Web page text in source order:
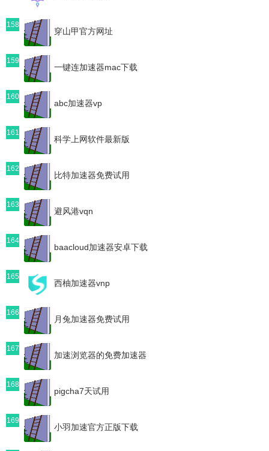
158
穿山甲官方网址
159
一键连加速器mac下载
160
abc加速器vp
161
科学上网软件最新版
162
比特加速器免费试用
163
避风港vqn
164
baacloud加速器安卓下载
165
西柚加速器vnp
166
月兔加速器免费试用
167
加速浏览器的免费加速器
168
pigcha7天试用
169
小羽加速官方正版下载